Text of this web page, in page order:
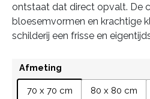
ontstaat dat direct opvalt. De
bloesemvormen en krachtige
schilderij een frisse en
Afmeting
70 x 70 cm 80 x 80 cm